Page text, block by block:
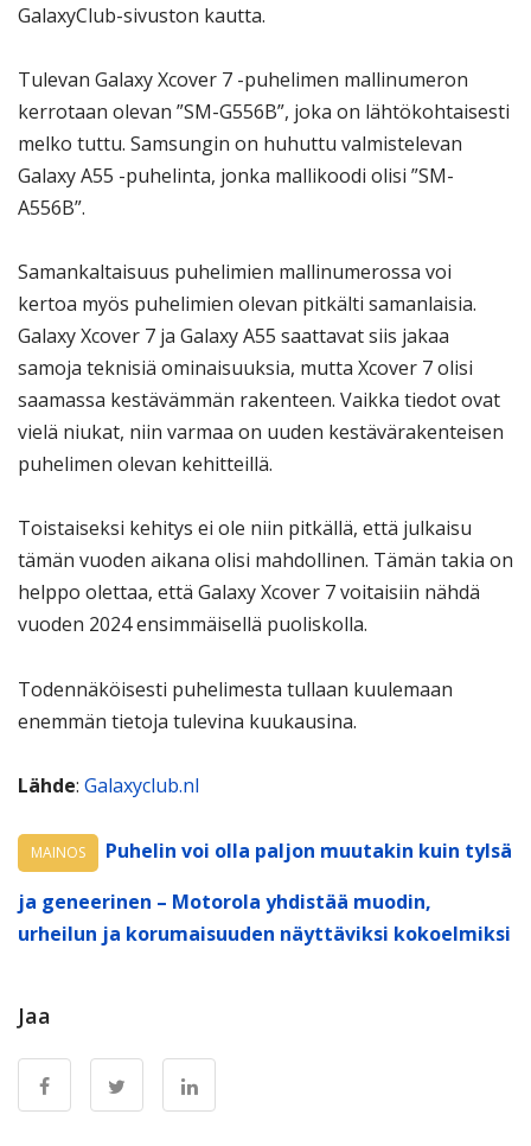
GalaxyClub-sivuston kautta.
Tulevan Galaxy Xcover 7 -puhelimen mallinumeron
kerrotaan olevan ”SM-G556B”, joka on lähtökohtaisesti
melko tuttu. Samsungin on huhuttu valmistelevan
Galaxy A55 -puhelinta, jonka mallikoodi olisi ”SM-
A556B”.
Samankaltaisuus puhelimien mallinumerossa voi
kertoa myös puhelimien olevan pitkälti samanlaisia.
Galaxy Xcover 7 ja Galaxy A55 saattavat siis jakaa
samoja teknisiä ominaisuuksia, mutta Xcover 7 olisi
saamassa kestävämmän rakenteen. Vaikka tiedot ovat
vielä niukat, niin varmaa on uuden kestävärakenteisen
puhelimen olevan kehitteillä.
Toistaiseksi kehitys ei ole niin pitkällä, että julkaisu
tämän vuoden aikana olisi mahdollinen. Tämän takia on
helppo olettaa, että Galaxy Xcover 7 voitaisiin nähdä
vuoden 2024 ensimmäisellä puoliskolla.
Todennäköisesti puhelimesta tullaan kuulemaan
enemmän tietoja tulevina kuukausina.
Lähde: Galaxyclub.nl
MAINOS
Puhelin voi olla paljon muutakin kuin tylsä
ja geneerinen – Motorola yhdistää muodin,
urheilun ja korumaisuuden näyttäviksi kokoelmiksi
Jaa